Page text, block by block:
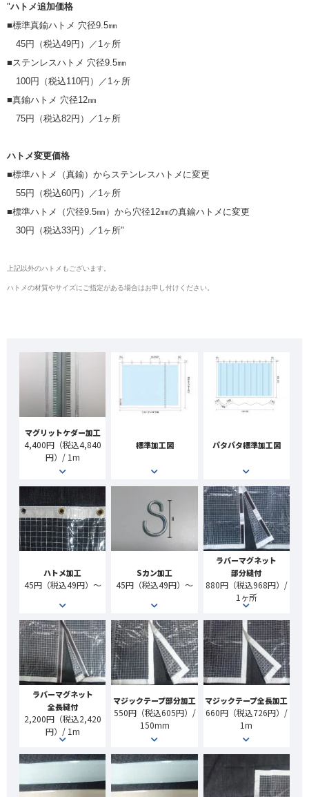
"ハトメ追加価格
■標準真鍮ハトメ 穴径9.5㎜
45円（税込49円）／1ヶ所
■ステンレスハトメ 穴径9.5㎜
100円（税込110円）／1ヶ所
■真鍮ハトメ 穴径12㎜
75円（税込82円）／1ヶ所
ハトメ変更価格
■標準ハトメ（真鍮）からステンレスハトメに変更
55円（税込60円）／1ヶ所
■標準ハトメ（穴径9.5㎜）から穴径12㎜の真鍮ハトメに変更
30円（税込33円）／1ヶ所"
上記以外のハトメもございます。
ハトメの材質やサイズにご指定がある場合はお申し付けください。
マグリットケダー加工
4,400円（税込4,840
円）/ 1m
標準加工図 パタパタ標準加工図
ハトメ加工
45円（税込49円）～
Sカン加工
45円（税込49円）～
ラバーマグネット
部分縫付
880円（税込968円）/
1ヶ所
ラバーマグネット
全長縫付
2,200円（税込2,420
円）/ 1m
マジックテープ部分加工
550円（税込605円）/
150mm
マジックテープ全長加工
660円（税込726円）/
1m